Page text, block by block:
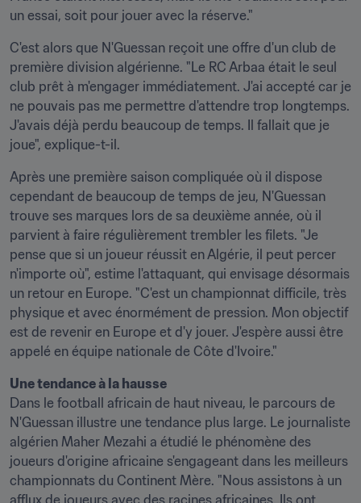
un essai, soit pour jouer avec la réserve."
C'est alors que N'Guessan reçoit une offre d'un club de
première division algérienne. "Le RC Arbaa était le seul
club prêt à m'engager immédiatement. J'ai accepté car je
ne pouvais pas me permettre d'attendre trop longtemps.
J'avais déjà perdu beaucoup de temps. Il fallait que je
joue", explique-t-il.
Après une première saison compliquée où il dispose
cependant de beaucoup de temps de jeu, N'Guessan
trouve ses marques lors de sa deuxième année, où il
parvient à faire régulièrement trembler les filets. "Je
pense que si un joueur réussit en Algérie, il peut percer
n'importe où", estime l'attaquant, qui envisage désormais
un retour en Europe. "C'est un championnat difficile, très
physique et avec énormément de pression. Mon objectif
est de revenir en Europe et d'y jouer. J'espère aussi être
appelé en équipe nationale de Côte d'Ivoire."
Une tendance à la hausse
Dans le football africain de haut niveau, le parcours de
N'Guessan illustre une tendance plus large. Le journaliste
algérien Maher Mezahi a étudié le phénomène des
joueurs d'origine africaine s'engageant dans les meilleurs
championnats du Continent Mère. "Nous assistons à un
afflux de joueurs avec des racines africaines. Ils ont